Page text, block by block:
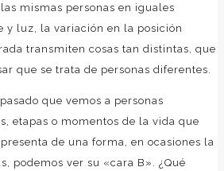
mismas personas en iguales
y luz, la variación en la posición
transmiten cosas tan distintas, que
que se trata de personas diferentes.
que vemos a personas
etapas o momentos de la vida que
de una forma, en ocasiones la
podemos ver su «cara B». ¿Qué